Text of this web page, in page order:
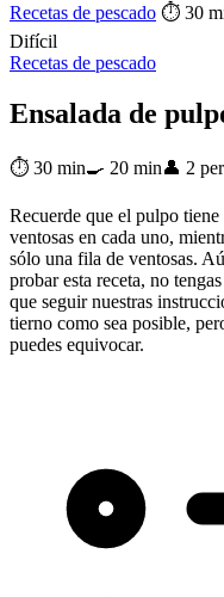
Recetas de pescado ⏱ 30
Difícil
Recetas de pescado
Ensalada de
⏱ 30 min🍳 20 min👤 2
Recuerde que el pulpo
ventosas en cada uno,
sólo una fila de ventosas.
probar esta receta, no
que seguir nuestras
tierno como sea posible,
puedes equivocar.